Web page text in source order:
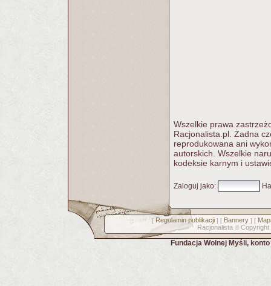
Wszelkie prawa
Racjonalista.pl. Żadna
reprodukowana ani
autorskich. Wszelkie
kodeksie karnym i
Zaloguj jako:
[ Regulamin publikacji] [ Bannery] [
Racjonalista © Copyright
Fundacja Wolnej Myśli,